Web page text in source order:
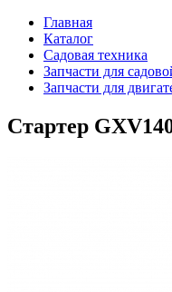
Главная
Каталог
Садовая техника
Запчасти для
Запчасти для
Стартер